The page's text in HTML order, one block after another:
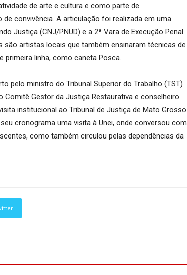
de arte e cultura e como parte de
convivência. A articulação foi realizada em uma
Justiça (CNJ/PNUD) e a 2ª Vara de Execução Penal
são artistas locais que também ensinaram técnicas de
primeira linha, como caneta Posca.
pelo ministro do Tribunal Superior do Trabalho (TST)
Comitê Gestor da Justiça Restaurativa e conselheiro
institucional ao Tribunal de Justiça de Mato Grosso
cronograma uma visita à Unei, onde conversou com
como também circulou pelas dependências da